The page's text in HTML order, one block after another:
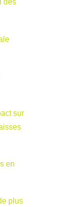
des
sur
en
plus